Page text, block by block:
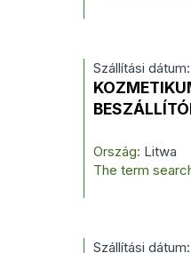
Szállítási
Ország: Litwa
The term
Szállítási